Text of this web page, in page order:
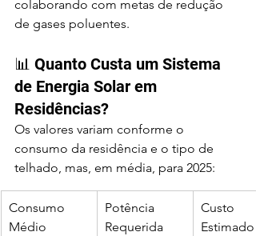
colaborando com metas de redução
de gases poluentes.
📊 Quanto Custa um Sistema
de Energia Solar em
Residências?
Os valores variam conforme o
consumo da residência e o tipo de
telhado, mas, em média, para 2025:
Consumo
Médio
Potência
Requerida
Custo
Estimado